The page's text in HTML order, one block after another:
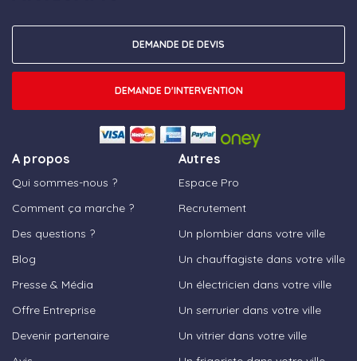
A propos
Qui sommes-nous ?
Comment ça marche ?
Des questions ?
Blog
Presse & Média
Offre Entreprise
Devenir partenaire
Autres
Espace Pro
Recrutement
Un plombier dans votre ville
Un chauffagiste dans votre ville
Un électricien dans votre ville
Un serrurier dans votre ville
Un vitrier dans votre ville
DEMANDE DE DEVIS
DEMANDE D'INTERVENTION